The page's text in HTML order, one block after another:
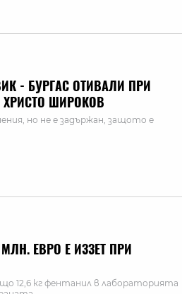
- БУРГАС ОТИВАЛИ ПРИ
ШИРОКОВ
но не е задържан, защото е
ЕВРО Е ИЗЗЕТ ПРИ
12,6 кг фентанил в лабораторията